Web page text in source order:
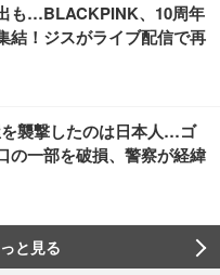
も…BLACKPINK、10周年
結！ジスがライブ配信で再
襲撃したのは日本人…ゴ
の一部を破損、警察が経緯
と見る